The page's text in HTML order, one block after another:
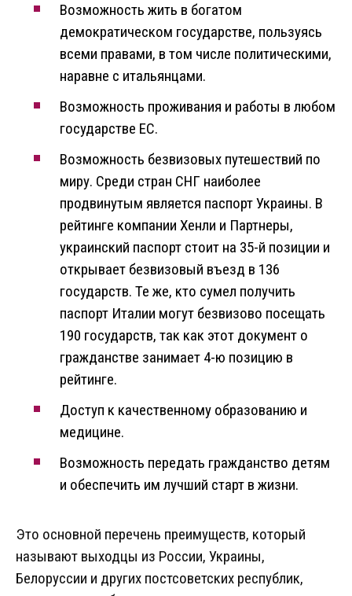
Возможность жить в богатом
демократическом государстве, пользуясь
всеми правами, в том числе политическими,
наравне с итальянцами.
Возможность проживания и работы в любом
государстве ЕС.
Возможность безвизовых путешествий по
миру. Среди стран СНГ наиболее
продвинутым является паспорт Украины. В
рейтинге компании Хенли и Партнеры,
украинский паспорт стоит на 35-й позиции и
открывает безвизовый въезд в 136
государств. Те же, кто сумел получить
паспорт Италии могут безвизово посещать
190 государств, так как этот документ о
гражданстве занимает 4-ю позицию в
рейтинге.
Доступ к качественному образованию и
медицине.
Возможность передать гражданство детям
и обеспечить им лучший старт в жизни.
Это основной перечень преимуществ, который
называют выходцы из России, Украины,
Белоруссии и других постсоветских республик,